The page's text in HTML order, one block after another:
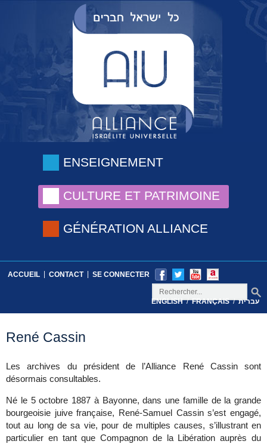
ENSEIGNEMENT
CULTURE ET PATRIMOINE
GÉNÉRATION ALLIANCE
ACCUEIL | CONTACT | SE CONNECTER
ENGLISH / FRANÇAIS / עברית
René Cassin
Les archives du président de l’Alliance René Cassin sont
désormais consultables.
Né le 5 octobre 1887 à Bayonne, dans une famille de la grande
bourgeoisie juive française, René-Samuel Cassin s’est engagé,
tout au long de sa vie, pour de multiples causes, s’illustrant en
particulier en tant que Compagnon de la Libération auprès du